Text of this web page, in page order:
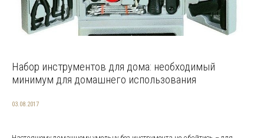
Набор инструментов для дома: необходимый
минимум для домашнего использования
03.08.2017